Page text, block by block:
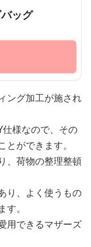
ッグ
ング加工が施され
仕様なので、その
ができます。
、荷物の整理整頓
り、よく使うもの
。
用できるマザーズ